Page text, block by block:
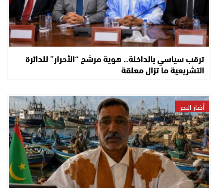
ترقب سياسي بالداخلة.. هوية مرشح “الأحرار” للدائرة
التشريعية ما تزال معلقة
أخبار البحر